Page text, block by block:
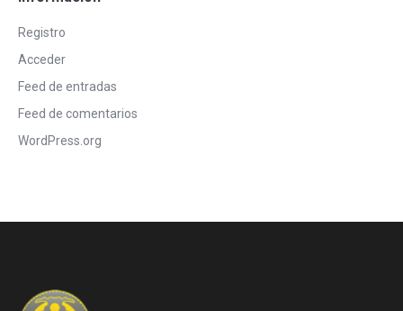
Registro
Acceder
Feed de entradas
Feed de comentarios
WordPress.org